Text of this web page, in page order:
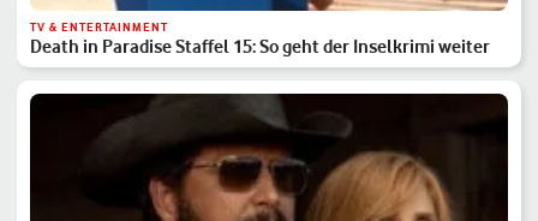
TV & ENTERTAINMENT
Death in Paradise Staffel 15: So geht der Inselkrimi weiter